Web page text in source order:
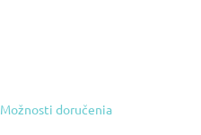
Možnosti doručenia